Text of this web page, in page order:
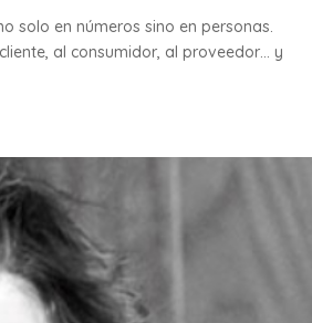
solo en números sino en personas.
al consumidor, al proveedor… y